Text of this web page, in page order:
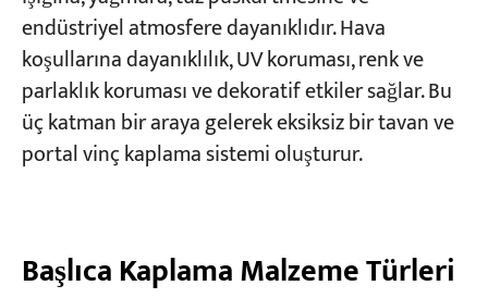
endüstriyel atmosfere dayanıklıdır. Hava
koşullarına dayanıklılık, UV koruması, renk ve
parlaklık koruması ve dekoratif etkiler sağlar. Bu
üç katman bir araya gelerek eksiksiz bir tavan ve
portal vinç kaplama sistemi oluşturur.
Başlıca Kaplama Malzeme Türleri